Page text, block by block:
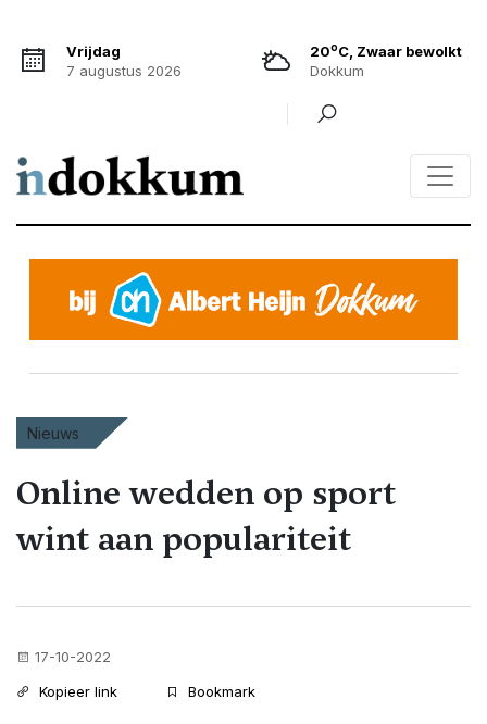
Vrijdag
7 augustus 2026
20oC, Zwaar bewolkt
Dokkum
Nieuws
Online wedden op sport
wint aan populariteit
17-10-2022
Kopieer link
Bookmark